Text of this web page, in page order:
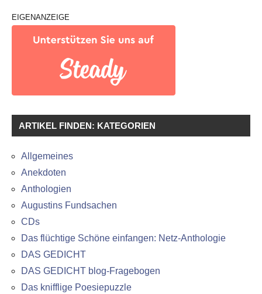
EIGENANZEIGE
ARTIKEL FINDEN: KATEGORIEN
Allgemeines
Anekdoten
Anthologien
Augustins Fundsachen
CDs
Das flüchtige Schöne einfangen: Netz-Anthologie
DAS GEDICHT
DAS GEDICHT blog-Fragebogen
Das knifflige Poesiepuzzle